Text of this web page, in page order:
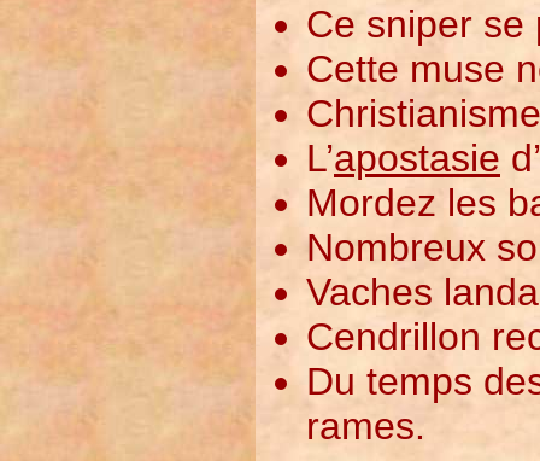
Ce sniper se
Cette muse
L’apostasie
Mordez les
Nombreux
Vaches
Cendrillon
Du temps
rames.